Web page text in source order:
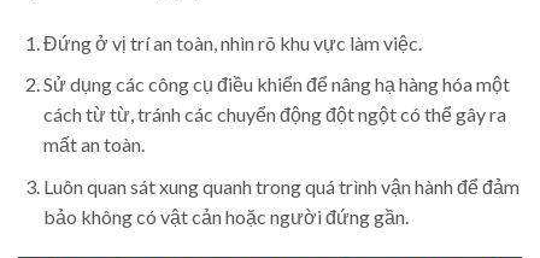
Đứng ở vị trí an toàn, nhìn rõ khu vực làm việc.
Sử dụng các công cụ điều khiển để nâng hạ hàng hóa một
cách từ từ, tránh các chuyển động đột ngột có thể gây ra
mất an toàn.
Luôn quan sát xung quanh trong quá trình vận hành để đảm
bảo không có vật cản hoặc người đứng gần.